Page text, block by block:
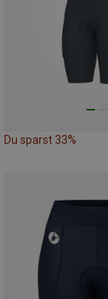
Du sparst 33%